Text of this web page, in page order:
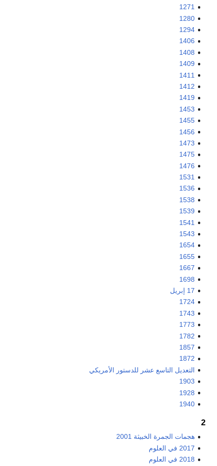
1271
1280
1294
1406
1408
1409
1411
1412
1419
1453
1455
1456
1473
1475
1476
1531
1536
1538
1539
1541
1543
1654
1655
1667
1698
17 إبريل
1724
1743
1773
1782
1857
1872
التعديل التاسع عشر للدستور الأمريكي
1903
1928
1940
2
هجمات الجمرة الخبيثة 2001
2017 في العلوم
2018 في العلوم